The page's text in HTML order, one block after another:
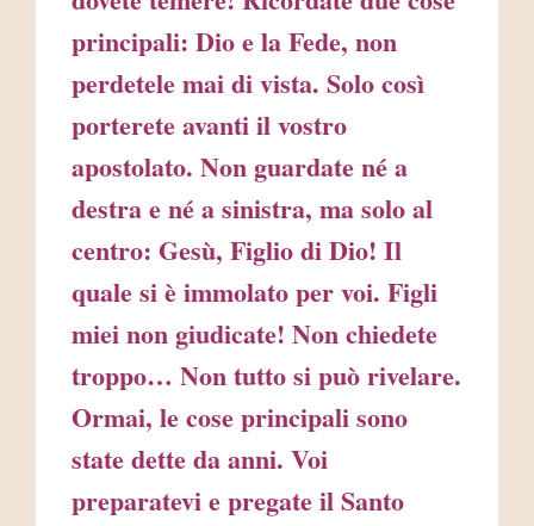
principali: Dio e la Fede, non
perdetele mai di vista. Solo così
porterete avanti il vostro
apostolato. Non guardate né a
destra e né a sinistra, ma solo al
centro: Gesù, Figlio di Dio! Il
quale si è immolato per voi. Figli
miei non giudicate! Non chiedete
troppo… Non tutto si può rivelare.
Ormai, le cose principali sono
state dette da anni. Voi
preparatevi e pregate il Santo